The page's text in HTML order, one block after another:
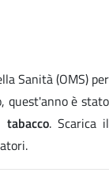
Sanità (OMS) per
quest'anno è stato
. Scarica il